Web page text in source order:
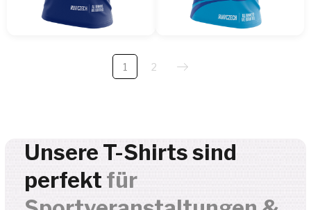
1 2
Nur hochwertige, sportgerechte Materialien
für Ihre Veranstaltung
6 Stoffvarianten für jeden
Event-Bedarf